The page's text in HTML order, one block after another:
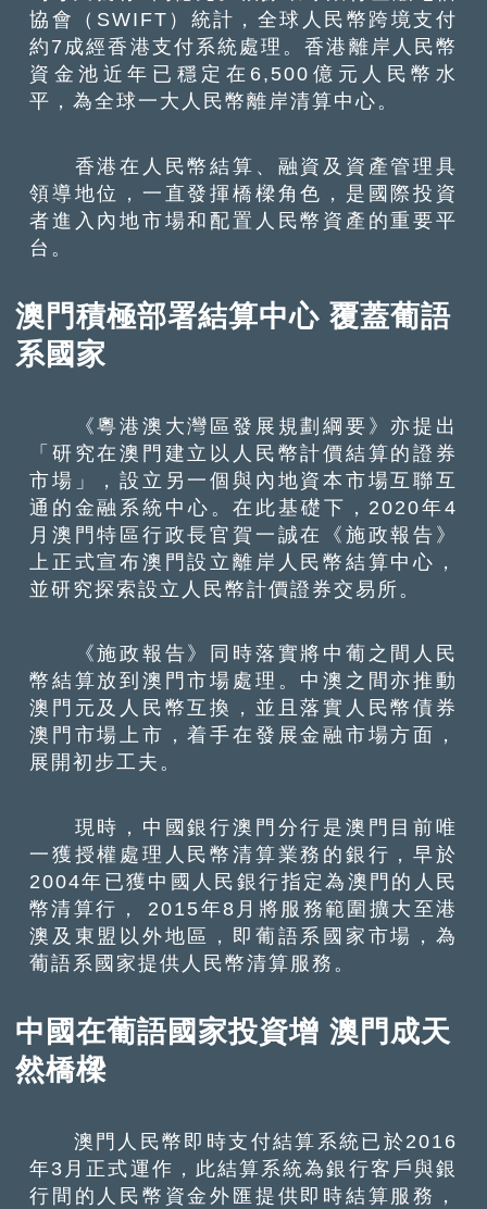
協會（SWIFT）統計，全球人民幣跨境支付
約7成經香港支付系統處理。香港離岸人民幣
資金池近年已穩定在6,500億元人民幣水
平，為全球一大人民幣離岸清算中心。
香港在人民幣結算、融資及資產管理具
領導地位，一直發揮橋樑角色，是國際投資
者進入內地市場和配置人民幣資產的重要平
台。
澳門積極部署結算中心 覆蓋葡語
系國家
《粵港澳大灣區發展規劃綱要》亦提出
「研究在澳門建立以人民幣計價結算的證券
市場」，設立另一個與內地資本市場互聯互
通的金融系統中心。在此基礎下，2020年4
月澳門特區行政長官賀一誠在《施政報告》
上正式宣布澳門設立離岸人民幣結算中心，
並研究探索設立人民幣計價證券交易所。
《施政報告》同時落實將中葡之間人民
幣結算放到澳門市場處理。中澳之間亦推動
澳門元及人民幣互換，並且落實人民幣債券
澳門市場上市，着手在發展金融市場方面，
展開初步工夫。
現時，中國銀行澳門分行是澳門目前唯
一獲授權處理人民幣清算業務的銀行，早於
2004年已獲中國人民銀行指定為澳門的人民
幣清算行， 2015年8月將服務範圍擴大至港
澳及東盟以外地區，即葡語系國家市場，為
葡語系國家提供人民幣清算服務。
中國在葡語國家投資增 澳門成天
然橋樑
澳門人民幣即時支付結算系統已於2016
年3月正式運作，此結算系統為銀行客戶與銀
行間的人民幣資金外匯提供即時結算服務，